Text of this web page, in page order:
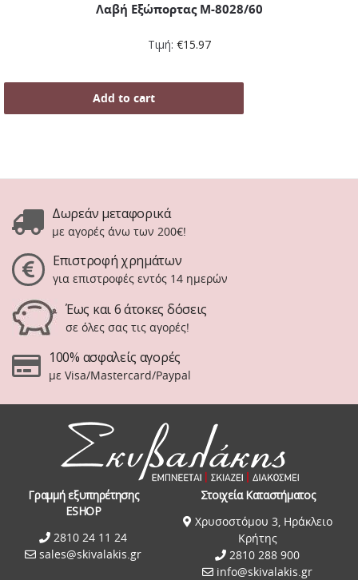
Λαβή Εξώπορτας M-8028/60
Τιμή: €15.97
Add to cart
Δωρεάν μεταφορικά
με αγορές άνω των 200€!
Επιστροφή χρημάτων
για επιστροφές εντός 14 ημερών
Έως και 6 άτοκες δόσεις
σε όλες σας τις αγορές!
100% ασφαλείς αγορές
με Visa/Mastercard/Paypal
Γραμμή εξυπηρέτησης
ESHOP
2810 24 11 24
sales@skivalakis.gr
Στοιχεία Καταστήματος
Χρυσοστόμου 3, Ηράκλειο
Κρήτης
2810 288 900
info@skivalakis.gr